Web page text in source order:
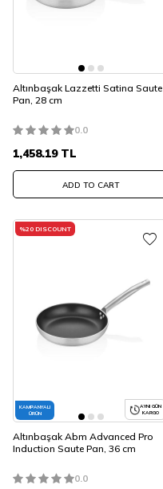
Altınbaşak Lazzetti Satina Saute
Pan, 28 cm
0.0
1,458.19TL
ADD TO CART
%20 DISCOUNT
KAMPANYALI
ÜRÜN
AYNI GÜN
KARGO
Altınbaşak Abm Advanced Pro
Induction Saute Pan, 36 cm
0.0